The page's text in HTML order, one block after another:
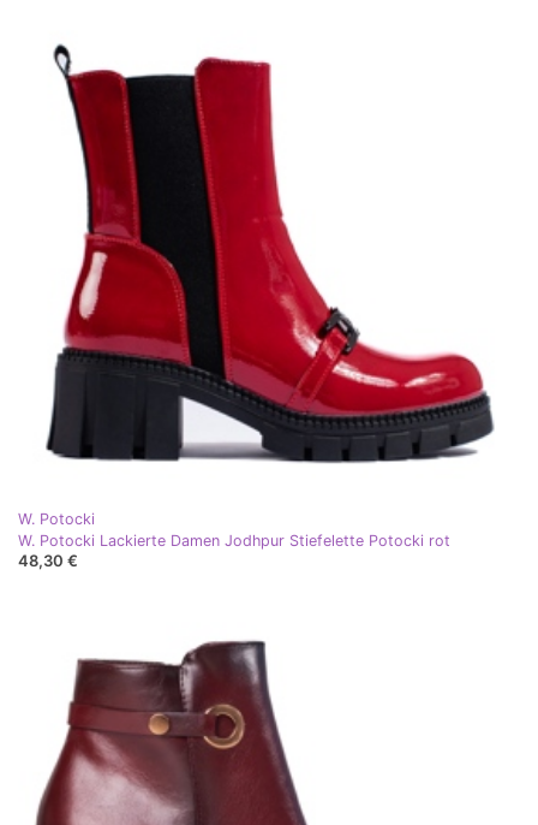
W. Potocki
W. Potocki Lackierte Damen Jodhpur Stiefelette Potocki rot
48,30 €